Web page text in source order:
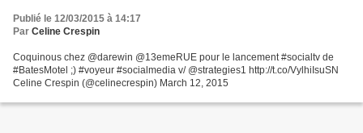
Publié le 12/03/2015 à 14:17
Par Celine Crespin
Coquinous chez @darewin @13emeRUE pour le lancement #socialtv de
#BatesMotel ;) #voyeur #socialmedia v/ @strategies1 http://t.co/VylhiIsuSN
Celine Crespin (@celinecrespin) March 12, 2015